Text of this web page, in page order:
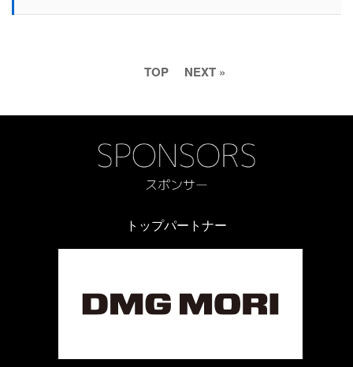
TOP NEXT »
トップパートナー